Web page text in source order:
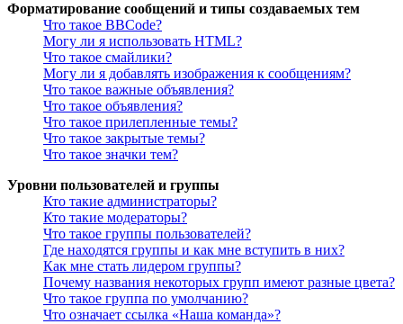
Форматирование сообщений и типы создаваемых тем
Что такое BBCode?
Могу ли я использовать HTML?
Что такое смайлики?
Могу ли я добавлять изображения к сообщениям?
Что такое важные объявления?
Что такое объявления?
Что такое прилепленные темы?
Что такое закрытые темы?
Что такое значки тем?
Уровни пользователей и группы
Кто такие администраторы?
Кто такие модераторы?
Что такое группы пользователей?
Где находятся группы и как мне вступить в них?
Как мне стать лидером группы?
Почему названия некоторых групп имеют разные цвета?
Что такое группа по умолчанию?
Что означает ссылка «Наша команда»?